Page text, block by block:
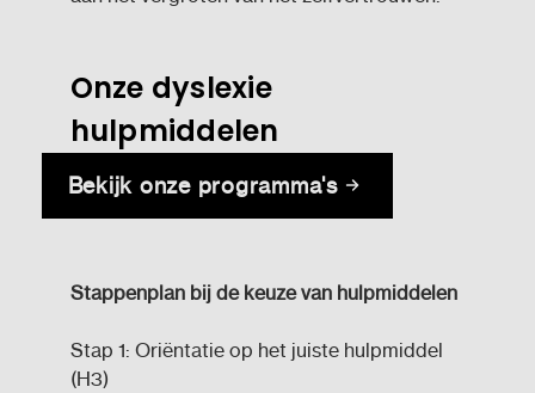
Onze dyslexie
hulpmiddelen
Bekijk onze programma's
Stappenplan bij de keuze van hulpmiddelen
Stap 1: Oriëntatie op het juiste hulpmiddel
(H3)